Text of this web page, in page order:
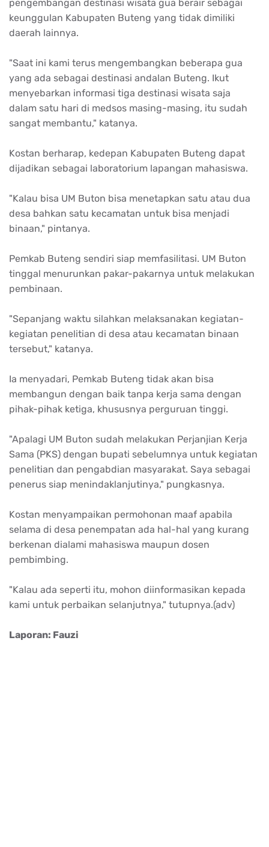
pengembangan destinasi wisata gua berair sebagai
keunggulan Kabupaten Buteng yang tidak dimiliki
daerah lainnya.
"Saat ini kami terus mengembangkan beberapa gua
yang ada sebagai destinasi andalan Buteng. Ikut
menyebarkan informasi tiga destinasi wisata saja
dalam satu hari di medsos masing-masing, itu sudah
sangat membantu," katanya.
Kostan berharap, kedepan Kabupaten Buteng dapat
dijadikan sebagai laboratorium lapangan mahasiswa.
"Kalau bisa UM Buton bisa menetapkan satu atau dua
desa bahkan satu kecamatan untuk bisa menjadi
binaan," pintanya.
Pemkab Buteng sendiri siap memfasilitasi. UM Buton
tinggal menurunkan pakar-pakarnya untuk melakukan
pembinaan.
"Sepanjang waktu silahkan melaksanakan kegiatan-
kegiatan penelitian di desa atau kecamatan binaan
tersebut," katanya.
Ia menyadari, Pemkab Buteng tidak akan bisa
membangun dengan baik tanpa kerja sama dengan
pihak-pihak ketiga, khususnya perguruan tinggi.
"Apalagi UM Buton sudah melakukan Perjanjian Kerja
Sama (PKS) dengan bupati sebelumnya untuk kegiatan
penelitian dan pengabdian masyarakat. Saya sebagai
penerus siap menindaklanjutinya," pungkasnya.
Kostan menyampaikan permohonan maaf apabila
selama di desa penempatan ada hal-hal yang kurang
berkenan dialami mahasiswa maupun dosen
pembimbing.
"Kalau ada seperti itu, mohon diinformasikan kepada
kami untuk perbaikan selanjutnya," tutupnya.(adv)
Laporan: Fauzi